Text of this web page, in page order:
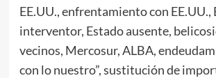
EE.UU., enfrentamiento con EE.UU.,
interventor, Estado ausente,
vecinos, Mercosur, ALBA,
con lo nuestro”, sustitución de